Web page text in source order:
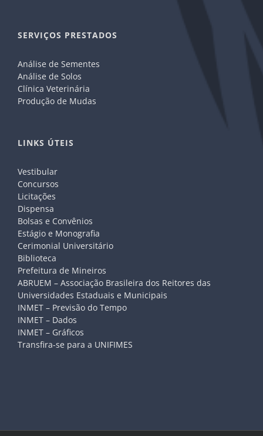
SERVIÇOS PRESTADOS
Análise de Sementes
Análise de Solos
Clínica Veterinária
Produção de Mudas
LINKS ÚTEIS
Vestibular
Concursos
Licitações
Dispensa
Bolsas e Convênios
Estágio e Monografia
Cerimonial Universitário
Biblioteca
Prefeitura de Mineiros
ABRUEM – Associação Brasileira dos Reitores das
Universidades Estaduais e Municipais
INMET – Previsão do Tempo
INMET – Dados
INMET – Gráficos
Transfira-se para a UNIFIMES